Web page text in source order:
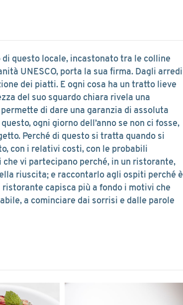
di questo locale, incastonato tra le colline
UNESCO, porta la sua firma. Dagli arredi
dei piatti. E ogni cosa ha un tratto lieve
del suo sguardo chiara rivela una
di dare una garanzia di assoluta
ogni giorno dell’anno se non ci fosse,
Perché di questo si tratta quando si
con i relativi costi, con le probabili
vi partecipano perché, in un ristorante,
riuscita; e raccontarlo agli ospiti perché è
capisca più a fondo i motivi che
a cominciare dai sorrisi e dalle parole